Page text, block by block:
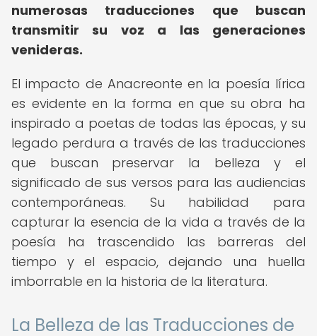
numerosas traducciones que buscan
transmitir su voz a las generaciones
venideras.
El impacto de Anacreonte en la poesía lírica
es evidente en la forma en que su obra ha
inspirado a poetas de todas las épocas, y su
legado perdura a través de las traducciones
que buscan preservar la belleza y el
significado de sus versos para las audiencias
contemporáneas. Su habilidad para
capturar la esencia de la vida a través de la
poesía ha trascendido las barreras del
tiempo y el espacio, dejando una huella
imborrable en la historia de la literatura.
La Belleza de las Traducciones de